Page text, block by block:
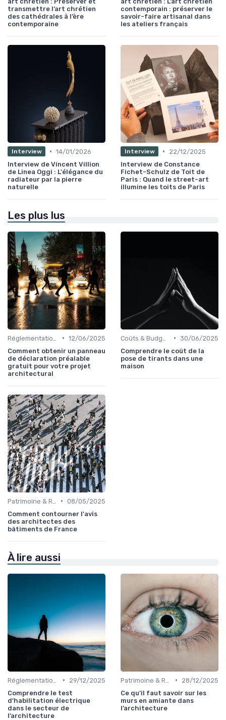
transmettre l’art chrétien
des cathédrales à l’ère
contemporaine
contemporain : préserver le
savoir-faire artisanal dans
les ateliers français
Interview • 14/01/2026
Interview de Vincent Villion
de Linea Oggi : L'élégance du
radiateur par la pierre
naturelle
Interview •
22/12/2025
Interview de Constance
Fichet-Schulz de Toit de
Paris : Quand le street-art
illumine les toits de Paris
Les plus lus
• 12/06/2025
Comment obtenir un panneau
de déclaration préalable
gratuit pour votre projet
architectural
• 30/06/2025
Comprendre le coût de la
pose de tirants dans une
maison
• 08/05/2025
Comment contourner l'avis
des architectes des
bâtiments de France
À lire aussi
•
29/12/2025
Comprendre le test
d’habilitation électrique
dans le secteur de
l’architecture
•
28/12/2025
Ce qu’il faut savoir sur les
murs en amiante dans
l’architecture